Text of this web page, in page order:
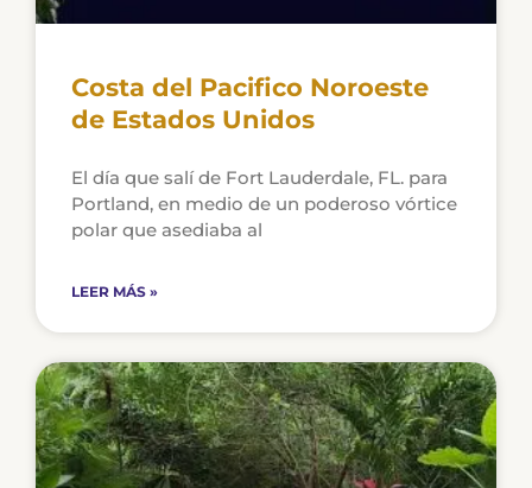
Costa del Pacifico Noroeste
de Estados Unidos
El día que salí de Fort Lauderdale, FL. para
Portland, en medio de un poderoso vórtice
polar que asediaba al
LEER MÁS »